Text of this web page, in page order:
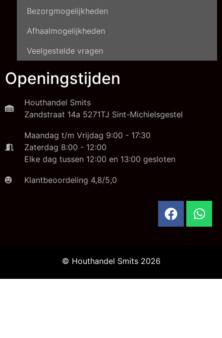
Bezorgmogelijkheden
Afhaalmogelijkheden
Veelgestelde vragen
Openingstijden
Houthandel Smits
Zandstraat 14a 5271TJ Sint-Michielsgestel
Maandag t/m Vrijdag 9:00 - 17:30
Zaterdag 8:00 - 12:00
Elke dag tussen 12:00 en 13:00 gesloten
Klantbeoordeling 4,8/5,0
© Houthandel Smits 2026